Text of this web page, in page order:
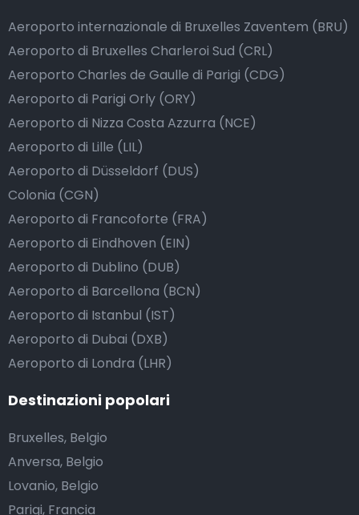
Aeroporto internazionale di Bruxelles Zaventem (BRU)
Aeroporto di Bruxelles Charleroi Sud (CRL)
Aeroporto Charles de Gaulle di Parigi (CDG)
Aeroporto di Parigi Orly (ORY)
Aeroporto di Nizza Costa Azzurra (NCE)
Aeroporto di Lille (LIL)
Aeroporto di Düsseldorf (DUS)
Colonia (CGN)
Aeroporto di Francoforte (FRA)
Aeroporto di Eindhoven (EIN)
Aeroporto di Dublino (DUB)
Aeroporto di Barcellona (BCN)
Aeroporto di Istanbul (IST)
Aeroporto di Dubai (DXB)
Aeroporto di Londra (LHR)
Destinazioni popolari
Bruxelles, Belgio
Anversa, Belgio
Lovanio, Belgio
Parigi, Francia